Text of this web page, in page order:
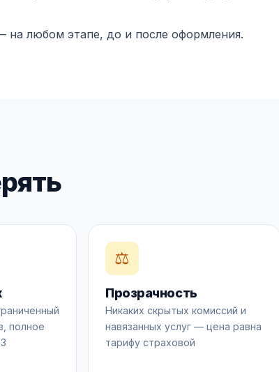
на любом этапе, до и после оформления.
полное
⚖️
Прозрачность
Никаких скрытых комиссий и
навязанных услуг — цена равна
тарифу страховой